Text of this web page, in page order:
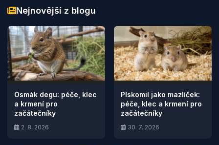
Nejnovější z blogu
Osmák degu: péče, klec
a krmení pro
začátečníky
2. 8. 2026
Pískomil jako mazlíček:
péče, klec a krmení pro
začátečníky
30. 7. 2026